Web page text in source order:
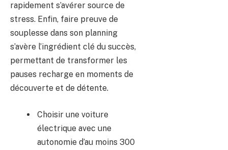
rapidement s’avérer source de
stress. Enfin, faire preuve de
souplesse dans son planning
s’avère l’ingrédient clé du succès,
permettant de transformer les
pauses recharge en moments de
découverte et de détente.
Choisir une voiture
électrique avec une
autonomie d’au moins 300